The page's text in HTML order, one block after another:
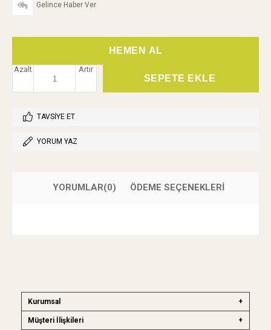
Gelince Haber Ver
Artır
Azalt
TAVSIYE ET
YORUM YAZ
YORUMLAR(0) ÖDEME SEÇENEKLERI
Kurumsal
Müşteri İlişkileri